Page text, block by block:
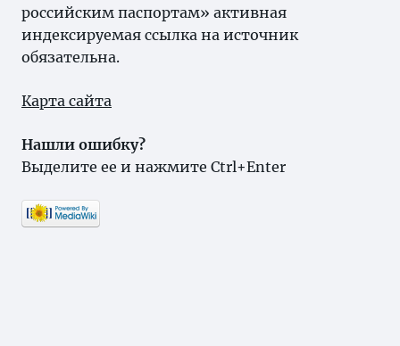
российским паспортам» активная
индексируемая ссылка на источник
обязательна.
Карта сайта
Нашли ошибку?
Выделите ее и нажмите Ctrl+Enter